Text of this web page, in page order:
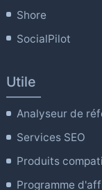
Shore
SocialPilot
Utile
Analyseur de
Services SEO
Produits
Programme